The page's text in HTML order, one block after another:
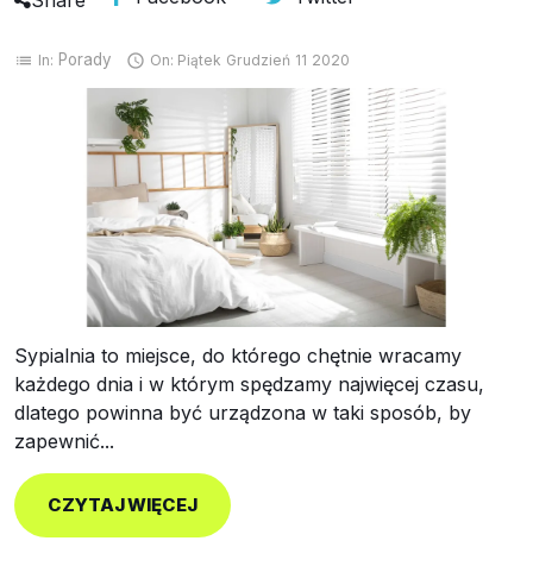
list In: Porady  On: Piątek Grudzień 11 2020
Sypialnia to miejsce, do którego chętnie wracamy
każdego dnia i w którym spędzamy najwięcej czasu,
dlatego powinna być urządzona w taki sposób, by
zapewnić...
CZYTAJ WIĘCEJ